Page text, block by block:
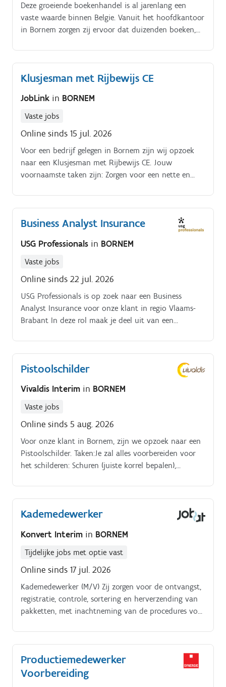
technologieën.
Deze groeiende boekenhandel is al jarenlang een
vaste waarde binnen Belgie. Vanuit het hoofdkantoor
in Bornem zorgen zij ervoor dat duizenden boeken,
weg vinden naar boekhandels, scholen en bedrijven.
Klusjesman met Rijbewijs CE
JobLink in BORNEM
Vaste jobs
Online sinds 15 jul. 2026
Voor een bedrijf gelegen in Bornem zijn wij opzoek
naar een Klusjesman met Rijbewijs CE. Jouw
voornaamste taken zijn: Zorgen voor een nette en
Business Analyst Insurance
USG Professionals in BORNEM
Vaste jobs
Online sinds 22 jul. 2026
USG Professionals is op zoek naar een Business
Analyst Insurance voor onze klant in regio Vlaams-
Brabant In deze rol maak je deel uit van een
opvolging en optimalisatie van
verzekeringsactiviteiten binnen een internationale
dienstverleningomgeving. Je combineert data-analyse,
procesoptimalisatie en business partnering om de
performantie van de afdeling verder te versterken Je
analyseert operationele en financiële data,
deze naar bruikbare inzichten voor het management.
Daarnaast ondersteun je bij de ontwikkeling van
dashboards en rapporteringen, werk je mee aan
automatiserings- en verbeterprojecten en draag je bij
interne stakeholders en fungeert als een belangrijke
schakel tussen business, operations en data-experten.
denkwerk, projectmatig werken en continue
verbetering.
Pistoolschilder
Vivaldis Interim in BORNEM
Vaste jobs
Online sinds 5 aug. 2026
Voor onze klant in Bornem, zijn we opzoek naar een
Pistoolschilder. Taken:Je zal alles voorbereiden voor
het schilderen: Schuren (juiste korrel bepalen),
Kademedewerker
Konvert Interim in BORNEM
Tijdelijke jobs met optie vast
Online sinds 17 jul. 2026
Kademedewerker (M/V) Zij zorgen voor de ontvangst,
registratie, controle, sortering en herverzending van
pakketten, met inachtneming van de procedures voor
correcte doorstroming van de pakketten.
Productiemedewerker
Voorbereiding